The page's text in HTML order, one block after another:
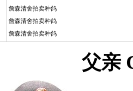
詹森清舍拍卖种鸽
詹森清舍拍卖种鸽
詹森清舍拍卖种鸽
父亲